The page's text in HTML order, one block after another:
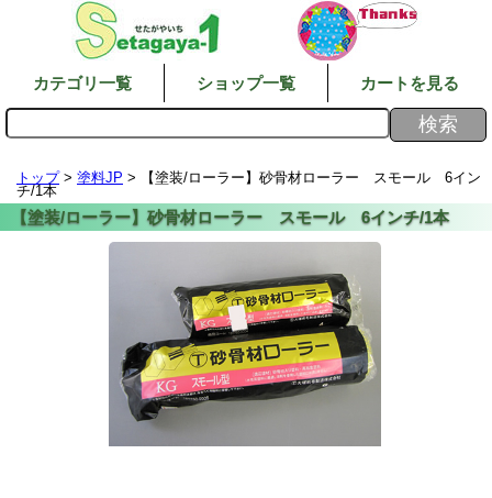
カテゴリ一覧 ショップ一覧 カートを見る
トップ> 塗料JP > 【塗装/ローラー】砂骨材ローラー スモール 6イン
チ/1本